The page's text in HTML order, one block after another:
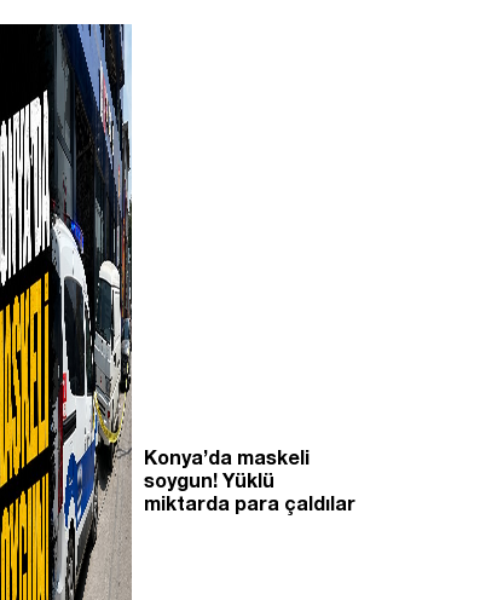
Konya’da maskeli
soygun! Yüklü
miktarda para çaldılar